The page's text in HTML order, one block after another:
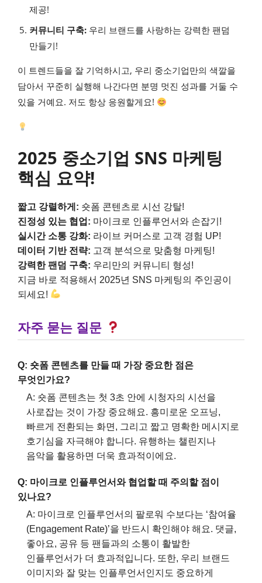
제공!
커뮤니티 구축: 우리 브랜드를 사랑하는 강력한 팬덤
만들기!
이 트렌드들을 잘 기억하시고, 우리 중소기업만의 색깔을
담아서 꾸준히 실행해 나간다면 분명 멋진 성과를 거둘 수
있을 거예요. 저도 항상 응원할게요!
2025 중소기업 SNS 마케팅
핵심 요약!
짧고 강렬하게: 숏폼 콘텐츠로 시선 강탈!
진정성 있는 협업: 마이크로 인플루언서와 손잡기!
실시간 소통 강화: 라이브 커머스로 고객 경험 UP!
데이터 기반 전략: 고객 분석으로 맞춤형 마케팅!
강력한 팬덤 구축: 우리만의 커뮤니티 형성!
지금 바로 적용해서 2025년 SNS 마케팅의 주인공이
되세요!
자주 묻는 질문
Q: 숏폼 콘텐츠를 만들 때 가장 중요한 점은
무엇인가요?
A: 숏폼 콘텐츠는 첫 3초 안에 시청자의 시선을
사로잡는 것이 가장 중요해요. 흥미로운 오프닝,
빠르게 전환되는 화면, 그리고 짧고 명확한 메시지로
호기심을 자극해야 합니다. 유행하는 챌린지나
음악을 활용하면 더욱 효과적이에요.
Q: 마이크로 인플루언서와 협업할 때 주의할 점이
있나요?
A: 마이크로 인플루언서의 팔로워 수보다는 ‘참여율
(Engagement Rate)’을 반드시 확인해야 해요. 댓글,
좋아요, 공유 등 팬들과의 소통이 활발한
인플루언서가 더 효과적입니다. 또한, 우리 브랜드
이미지와 잘 맞는 인플루언서인지도 중요하게